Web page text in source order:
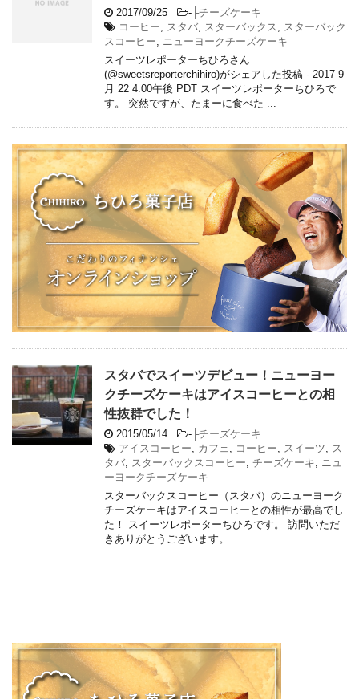
2017/09/25 - ├チーズケーキ
コーヒー
スタバ スターバックス
スターバック
スコーヒー
ニューヨークチーズケーキ
スイーツレポーターちひろさん
(@sweetsreporterchihiro)がシェアした投稿 - 2017 9
月 22 4:00午後 PDT スイーツレポーターちひろで
す。 突然ですが、たまーに食べた ...
スタバでスイーツデビュー！ニューヨー
クチーズケーキはアイスコーヒーとの相
性抜群でした！
2015/05/14 - ├チーズケーキ
アイスコーヒー, カフェ , コーヒー, スイーツ, ス
タバ, スターバックスコーヒー, チーズケーキ, ニュ
ーヨークチーズケーキ
スターバックスコーヒー（スタバ）のニューヨーク
チーズケーキはアイスコーヒーとの相性が最高でし
た！ スイーツレポーターちひろです。 訪問いただ
きありがとうございます。